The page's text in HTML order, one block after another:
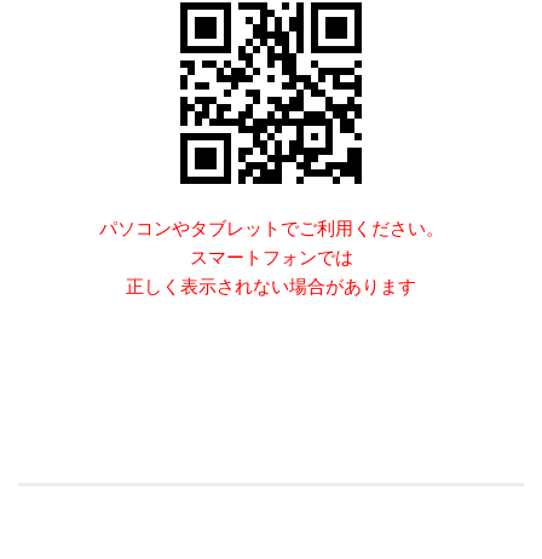
パソコンやタブレットでご利用ください。
スマートフォンでは
正しく表示されない場合があります